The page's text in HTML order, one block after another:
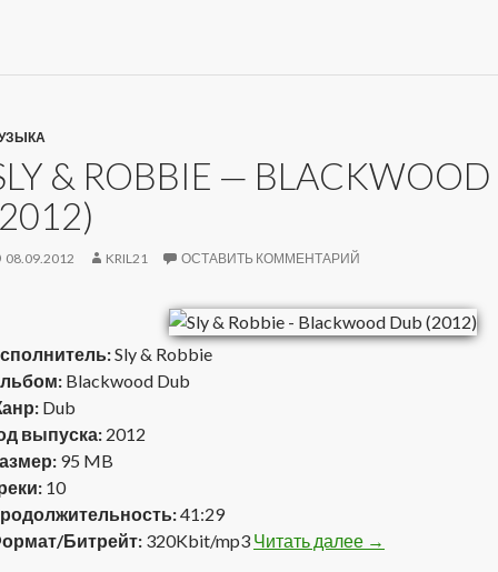
& ROBBIE —
08.09.2012 KRIL21 ОСТАВИТЬ КОММЕНТАРИЙ
Sly & Robbie
Blackwood Dub
Dub
выпуска: 2012
95 MB
10
41:29
Битрейт: 320Kbit/mp3 Читать далее Sly & Robbie —
→